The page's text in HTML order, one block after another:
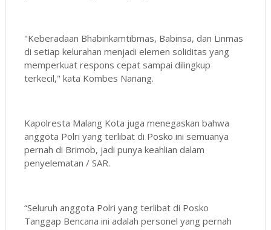
"Keberadaan Bhabinkamtibmas, Babinsa, dan Linmas
di setiap kelurahan menjadi elemen soliditas yang
memperkuat respons cepat sampai dilingkup
terkecil," kata Kombes Nanang.
Kapolresta Malang Kota juga menegaskan bahwa
anggota Polri yang terlibat di Posko ini semuanya
pernah di Brimob, jadi punya keahlian dalam
penyelematan / SAR.
“Seluruh anggota Polri yang terlibat di Posko
Tanggap Bencana ini adalah personel yang pernah